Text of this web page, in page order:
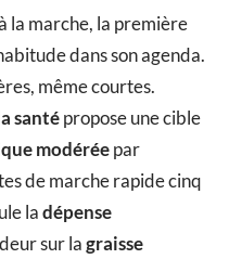
la marche, la première
dans son agenda.
même courtes.
santépropose une cible
modéréepar
de marche rapide cinq
ladépense
sur lagraisse